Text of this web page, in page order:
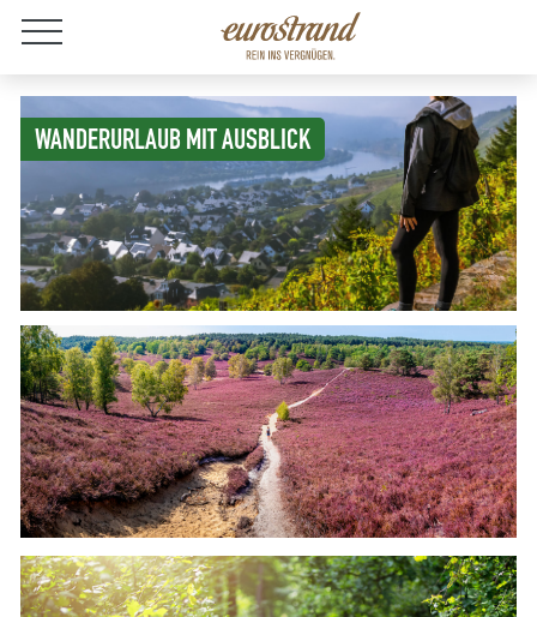
Jobs
WANDERURLAUB MIT AUSBLICK